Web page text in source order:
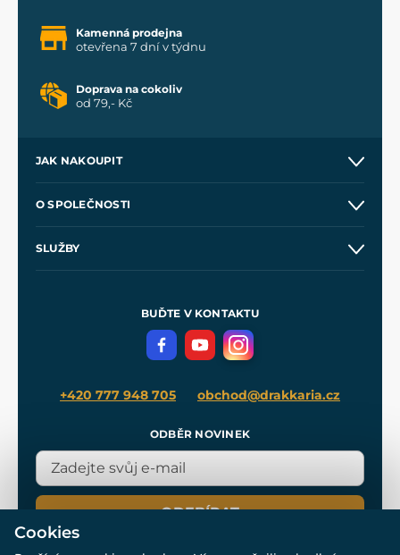
Kamenná prodejna
otevřena 7 dní v týdnu
Doprava na cokoliv
od 79,- Kč
JAK NAKOUPIT
Velkoobchod
O SPOLEČNOSTI
SLUŽBY
Meče pro Kingdom Come
BUĎTE V KONTAKTU
+420 777 948 705 obchod@drakkaria.cz
ODBĚR NOVINEK
ODEBÍRAT
Cookies